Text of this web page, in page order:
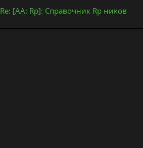
Re: [AA: Rp]: Справочник Rp ников